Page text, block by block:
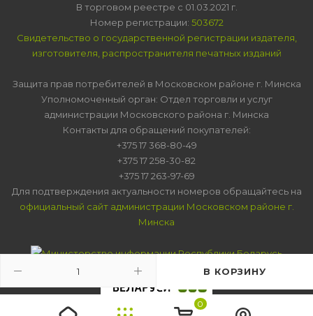
В КОРЗИНУ
0
В торговом реестре с 01.03.2021 г.
Номер регистрации: 503672
Свидетельство о государственной регистрации издателя,
изготовителя, распространителя печатных изданий
Защита прав потребителей в Московском районе г. Минска
Уполномоченный орган: Отдел торговли и услуг
администрации Московского района г. Минска
Контакты для обращений покупателей:
+375 17 368-80-49
+375 17 258-30-82
+375 17 263-97-69
Для подтверждения актуальности номеров обращайтесь на
официальный сайт администрации Московском районе г.
Минска